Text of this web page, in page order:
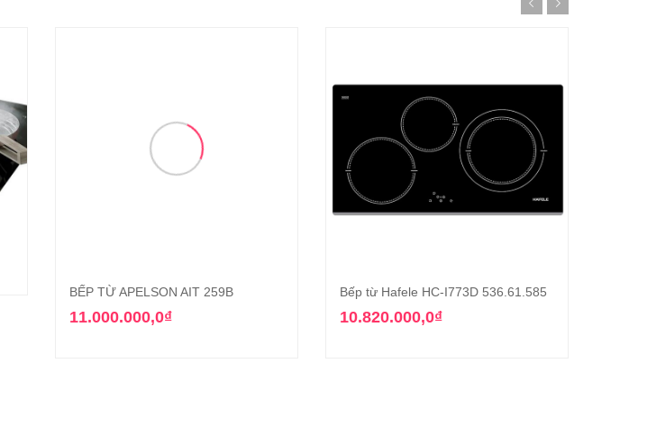
Thêm vào giỏ hàng
BẾP TỪ APELSON AIT 259B
11.000.000,0₫
Thêm vào giỏ hàng
Bếp từ Hafele HC-I773D 536.61.585
10.820.000,0₫